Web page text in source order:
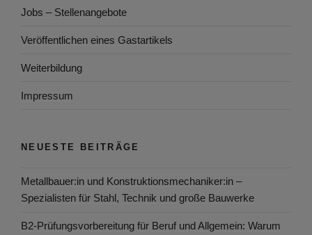
Jobs – Stellenangebote
Veröffentlichen eines Gastartikels
Weiterbildung
Impressum
NEUESTE BEITRÄGE
Metallbauer:in und Konstruktionsmechaniker:in –
Spezialisten für Stahl, Technik und große Bauwerke
B2-Prüfungsvorbereitung für Beruf und Allgemein: Warum